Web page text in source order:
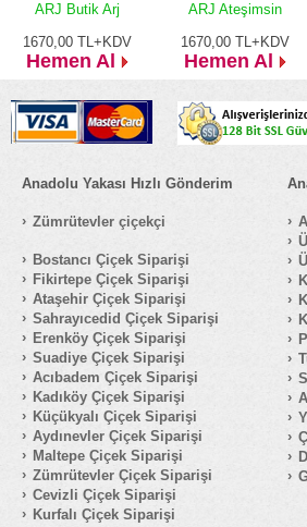
ARJ Butik Arj
1670,00 TL+KDV
Hemen Al
ARJ Ateşimsin
1670,00 TL+KDV
Hemen Al
Anadolu Yakası Hızlı Gönderim
Zümrütevler çiçekçi
Bostancı Çiçek Siparişi
Fikirtepe Çiçek Siparişi
Ataşehir Çiçek Siparişi
Sahrayıcedid Çiçek Siparişi
Erenköy Çiçek Siparişi
Suadiye Çiçek Siparişi
Acıbadem Çiçek Siparişi
Kadıköy Çiçek Siparişi
Küçükyalı Çiçek Siparişi
Aydınevler Çiçek Siparişi
Maltepe Çiçek Siparişi
Zümrütevler Çiçek Siparişi
Cevizli Çiçek Siparişi
Kurfalı Çiçek Siparişi